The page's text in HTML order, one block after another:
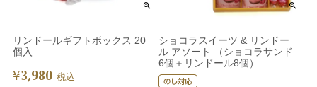
リンドールギフトボックス 20
個入
¥3,980 税込
ショコラスイーツ & リンドー
ル アソート （ショコラサンド
6個＋リンドール8個）